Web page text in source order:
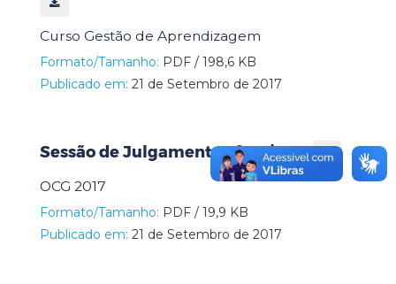
Curso Gestão de Aprendizagem
Formato/Tamanho: PDF / 198,6 KB
Publicado em: 21 de Setembro de 2017
Sessão de Julgamento nº 03/2017
OCG 2017
Formato/Tamanho: PDF / 19,9 KB
Publicado em: 21 de Setembro de 2017